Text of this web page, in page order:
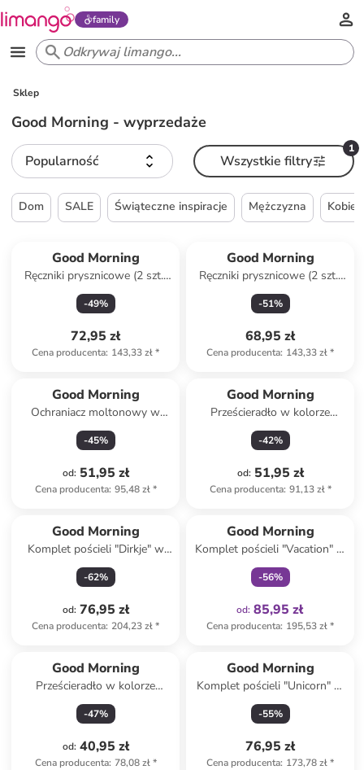
family
Sklep
Good Morning - wyprzedaże
Popularność
1
Wszystkie filtry
Dom SALE Świąteczne inspiracje Mężczyzna
Good Morning
Ręczniki prysznicowe (2 szt.)
w kolorze antracytowym
-49%
72,95 zł
Cena producenta: 143,33 zł*
Good Morning
Ręczniki prysznicowe (2 szt.)
w kolorze niebieskim
-51%
68,95 zł
Cena producenta: 143,33 zł*
Good Morning
Ochraniacz moltonowy w
kolorze białym na materac
-45%
od: 51,95 zł
Cena producenta: 95,48 zł*
Good Morning
Prześcieradło w kolorze
beżowym na gumce
-42%
od: 51,95 zł
Cena producenta: 91,13 zł*
Good Morning
Komplet pościeli "Dirkje" w
kolorze zielonym
-62%
od: 76,95 zł
Cena producenta: 204,23 zł*
Good Morning
Komplet pościeli "Vacation" w
kolorze błękitno-kremowym
-56%
od: 85,95 zł
Cena producenta: 195,53 zł*
Good Morning
Prześcieradło w kolorze
jasnoróżowym na gumce
-47%
od: 40,95 zł
Cena producenta: 78,08 zł*
Good Morning
Komplet pościeli "Unicorn" w
kolorze zielono-różowym
-55%
76,95 zł
Cena producenta: 173,78 zł*